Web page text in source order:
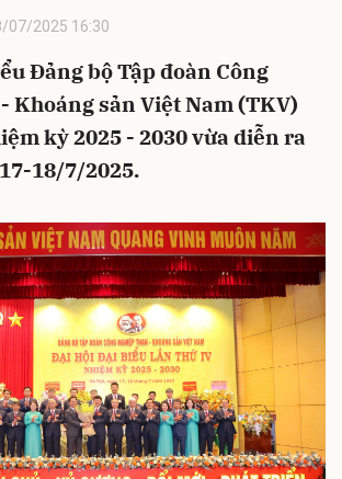
07/2025 16:30
Đảng bộ Tập đoàn Công
Khoáng sản Việt Nam (TKV)
kỳ 2025 - 2030 vừa diễn ra
18/7/2025.
Hủy